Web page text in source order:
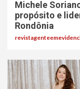
Michele
propósito e
Rondônia